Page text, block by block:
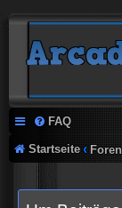
FAQ
Startseite